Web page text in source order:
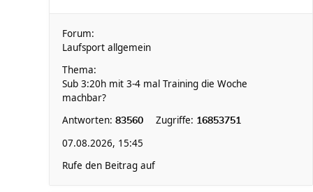
Forum:
Laufsport allgemein
Thema:
Sub 3:20h mit 3-4 mal Training die Woche
machbar?
Antworten: 83560 Zugriffe: 16853751
07.08.2026, 15:45
Rufe den Beitrag auf